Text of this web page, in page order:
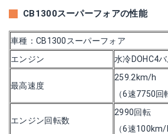
CB1300スーパーフォアの性能
車種：CB1300スーパーフォア
エンジン
水冷DOHC4
最高速度
259.2km/h
（6速7750回
エンジン回転数
2990回転
（6速100km/